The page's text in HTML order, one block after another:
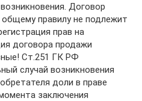
Договор
правилу не подлежит
прав на
договора продажи
Ст.251 ГК РФ
случай возникновения
доли в праве
заключения